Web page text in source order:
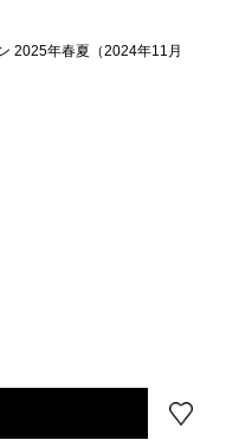
2025年春夏（2024年11月